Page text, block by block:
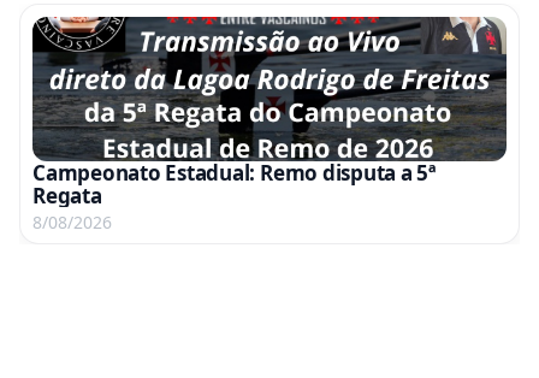
Campeonato Estadual: Remo disputa a 5ª
Regata
8/08/2026